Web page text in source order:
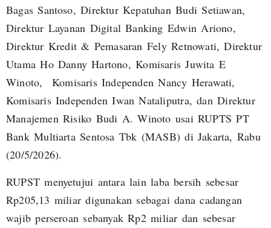
Bagas Santoso, Direktur Kepatuhan Budi Setiawan,
Direktur Layanan Digital Banking Edwin Ariono,
Direktur Kredit & Pemasaran Fely Retnowati, Direktur
Utama Ho Danny Hartono, Komisaris Juwita E
Winoto, Komisaris Independen Nancy Herawati,
Komisaris Independen Iwan Nataliputra, dan Direktur
Manajemen Risiko Budi A. Winoto usai RUPTS PT
Bank Multiarta Sentosa Tbk (MASB) di Jakarta, Rabu
(20/5/2026).
RUPST menyetujui antara lain laba bersih sebesar
Rp205,13 miliar digunakan sebagai dana cadangan
wajib perseroan sebanyak Rp2 miliar dan sebesar